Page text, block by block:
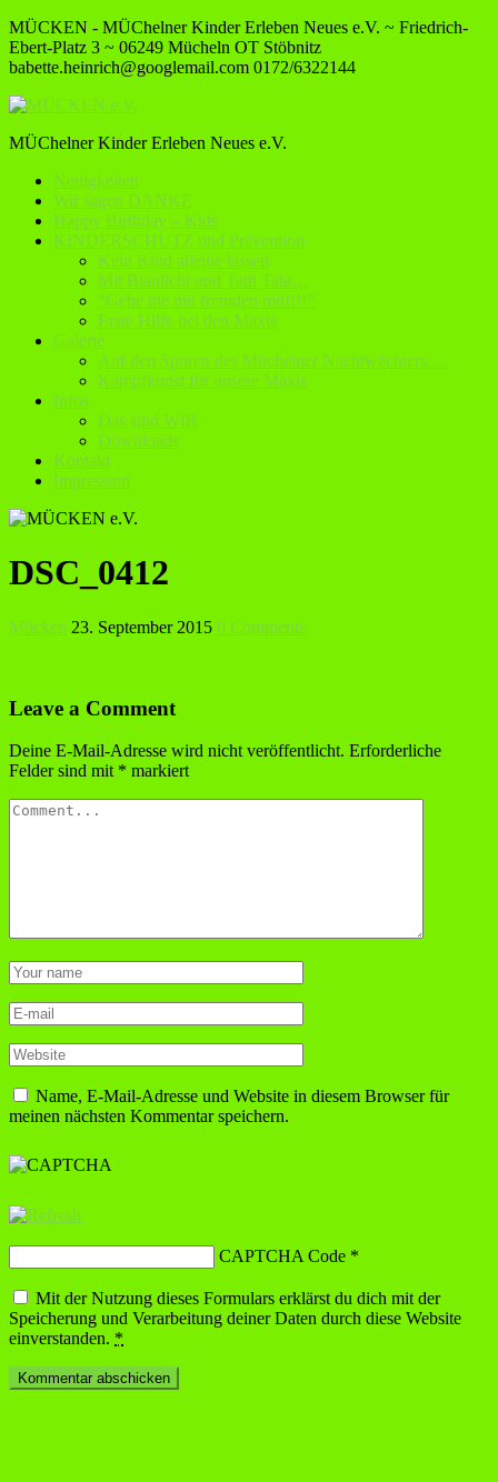
MÜCKEN - MÜChelner Kinder Erleben Neues e.V. ~ Friedrich-
Ebert-Platz 3 ~ 06249 Mücheln OT Stöbnitz
babette.heinrich@googlemail.com 0172/6322144
MÜChelner Kinder Erleben Neues e.V.
Neuigkeiten
Wir sagen DANKE
Happy Birthday – Kids
KINDERSCHUTZ und Prävention
Kein Kind alleine lassen
Mit Blaulicht und Tatü Tata…
“Gehe nie mit fremden mit!!!!”
Erste Hilfe bei den Maxis
Galerie
Auf den Spuren des Müchelner Nachtwächters …
Kampfkunst für unsere Maxis
Infos
Das sind WIR
Downloads
Kontakt
Impressum
DSC_0412
Mücken 23. September 2015 0 Comments
Leave a Comment
Deine E-Mail-Adresse wird nicht veröffentlicht. Erforderliche
Felder sind mit * markiert
Name, E-Mail-Adresse und Website in diesem Browser für
meinen nächsten Kommentar speichern.
CAPTCHA Code *
Mit der Nutzung dieses Formulars erklärst du dich mit der
Speicherung und Verarbeitung deiner Daten durch diese Website
einverstanden. *